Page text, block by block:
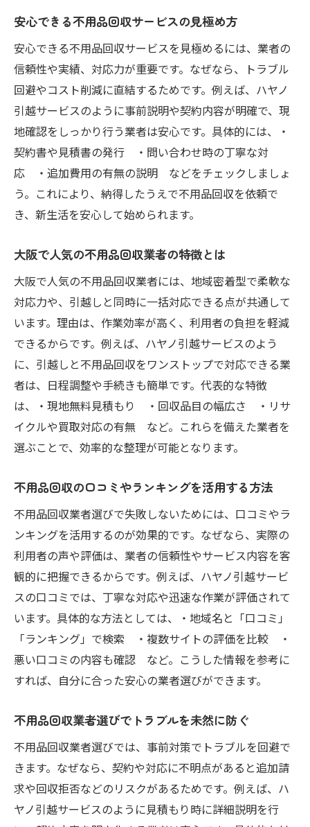
不用品回収でシンプルな住まいを叶える方
法
安心できる不用品回収サービスの見極め方
安心できる不用品回収サービスを見極めるには、業者の
信頼性や実績、対応力が重要です。なぜなら、トラブル
回避やコスト削減に直結するためです。例えば、ハヤノ
引越サービスのように事前説明や契約内容が明確で、現
地確認をしっかり行う業者は安心です。具体的には、・
契約書や見積書の発行 ・問い合わせ時の丁寧な対
応 ・追加費用の有無の説明 などをチェックしましょ
う。これにより、納得したうえで不用品回収を依頼で
き、新生活を安心して始められます。
大阪で人気の不用品回収業者の特徴とは
大阪で人気の不用品回収業者には、地域密着型で柔軟な
対応力や、引越しと同時に一括対応できる点が共通して
います。理由は、作業効率が高く、利用者の負担を軽減
できるからです。例えば、ハヤノ引越サービスのよう
に、引越しと不用品回収をワンストップで対応できる業
者は、日程調整や手続きも簡単です。代表的な特徴
は、・現地無料見積もり ・回収品目の幅広さ ・リサ
イクルや買取対応の有無 など。これらを備えた業者を
選ぶことで、効率的な整理が可能となります。
不用品回収の口コミやランキングを活用する方法
不用品回収業者選びで失敗しないためには、口コミやラ
ンキングを活用するのが効果的です。なぜなら、実際の
利用者の声や評価は、業者の信頼性やサービス内容を客
観的に把握できるからです。例えば、ハヤノ引越サービ
スの口コミでは、丁寧な対応や迅速な作業が評価されて
います。具体的な方法としては、・地域名と「口コミ」
「ランキング」で検索 ・複数サイトの評価を比較 ・
悪い口コミの内容も確認 など。こうした情報を参考に
すれば、自分に合った安心の業者選びができます。
不用品回収業者選びでトラブルを未然に防ぐ
不用品回収業者選びでは、事前対策でトラブルを回避で
きます。なぜなら、契約や対応に不明点があると追加請
求や回収拒否などのリスクがあるためです。例えば、ハ
ヤノ引越サービスのように見積もり時に詳細説明を行